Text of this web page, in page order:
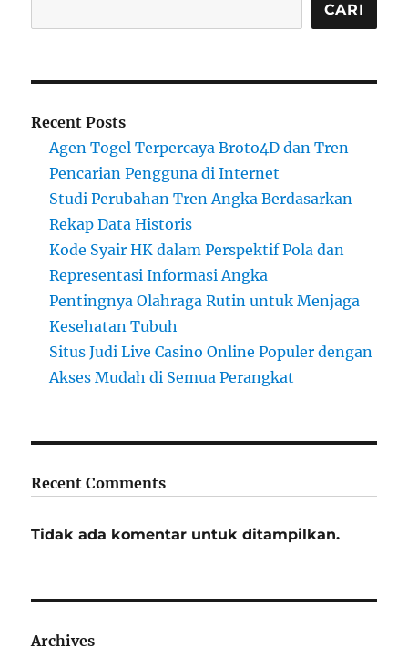
CARI
Recent Posts
Agen Togel Terpercaya Broto4D dan Tren
Pencarian Pengguna di Internet
Studi Perubahan Tren Angka Berdasarkan
Rekap Data Historis
Kode Syair HK dalam Perspektif Pola dan
Representasi Informasi Angka
Pentingnya Olahraga Rutin untuk Menjaga
Kesehatan Tubuh
Situs Judi Live Casino Online Populer dengan
Akses Mudah di Semua Perangkat
Recent Comments
Tidak ada komentar untuk ditampilkan.
Archives